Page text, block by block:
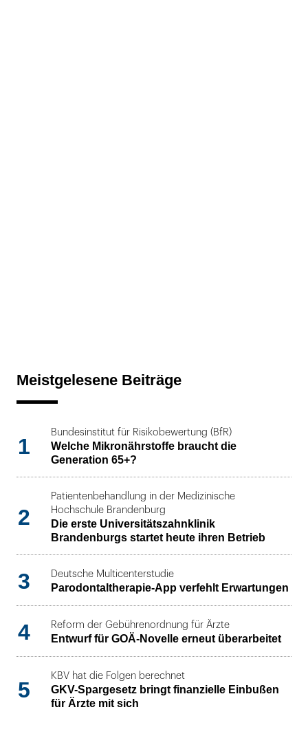
Meistgelesene Beiträge
1
Bundesinstitut für Risikobewertung (BfR)
Welche Mikronährstoffe braucht die
Generation 65+?
2
Patientenbehandlung in der Medizinische
Hochschule Brandenburg
Die erste Universitätszahnklinik
Brandenburgs startet heute ihren Betrieb
3 Deutsche Multicenterstudie
Parodontaltherapie-App verfehlt Erwartungen
4 Reform der Gebührenordnung für Ärzte
Entwurf für GOÄ-Novelle erneut überarbeitet
5
KBV hat die Folgen berechnet
GKV-Spargesetz bringt finanzielle Einbußen
für Ärzte mit sich